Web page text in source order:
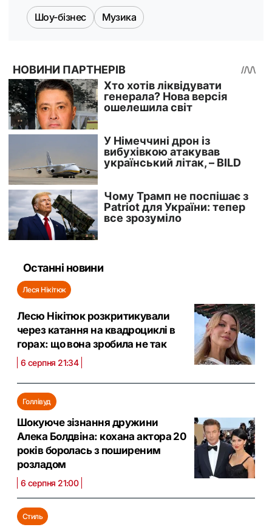
Шоу-бізнес Музика
Останні новини
Леся Нікітюк
Лесю Нікітюк розкритикували
через катання на квадроциклі в
горах: що вона зробила не так
6 серпня 21:34
Голлівуд
Шокуюче зізнання дружини
Алека Болдвіна: кохана актора 20
років боролась з поширеним
розладом
6 серпня 21:00
Стиль